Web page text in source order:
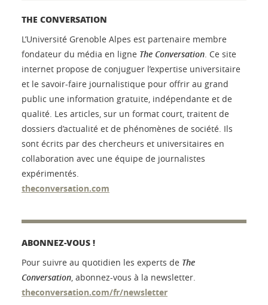
THE CONVERSATION
L’Université Grenoble Alpes est partenaire membre
fondateur du média en ligne The Conversation . Ce site
internet propose de conjuguer l’expertise universitaire
et le savoir-faire journalistique pour offrir au grand
public une information gratuite, indépendante et de
qualité. Les articles, sur un format court, traitent de
dossiers d’actualité et de phénomènes de société. Ils
sont écrits par des chercheurs et universitaires en
collaboration avec une équipe de journalistes
expérimentés.
theconversation.com
ABONNEZ-VOUS !
Pour suivre au quotidien les experts de The
Conversation , abonnez-vous à la newsletter.
theconversation.com/fr/newsletter